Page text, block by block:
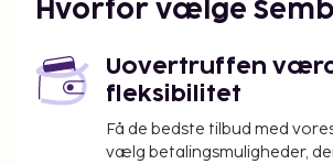
nat. Denne skat gælder ikke for
år.
Gebyr for elektricitet: 0.38 EUR
time, pr. ophold
Hvorfor vælge
Uovertruffen
fleksibilitet
Få de bedste tilbud med
vælg betalingsmuligheder,